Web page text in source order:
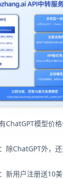
ChatGPT模型价
：除ChatGPT外，
：新用户注册送10